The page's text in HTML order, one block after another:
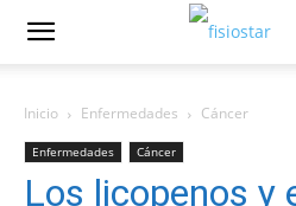
Inicio Enfermedades Cáncer
Enfermedades Cáncer
Los licopenos y